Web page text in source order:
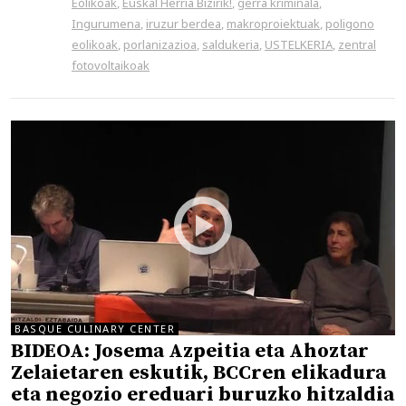
Ingurumena, iruzur berdea, makroproiektuak, poligono
eolikoak, porlanizazioa, saldukeria, USTELKERIA, zentral
fotovoltaikoak
BASQUE CULINARY CENTER
BIDEOA: Josema Azpeitia eta Ahoztar
Zelaietaren eskutik, BCCren elikadura
eta negozio ereduari buruzko hitzaldia